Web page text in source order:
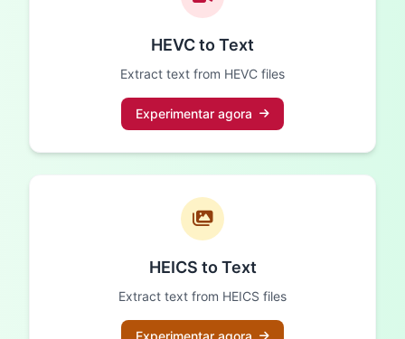
HEVC to Text
Extract text from HEVC files
Experimentar agora
HEICS to Text
Extract text from HEICS files
Experimentar agora